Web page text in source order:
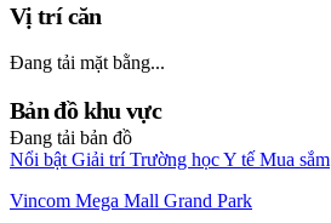
Vị trí căn
Đang tải mặt bằng...
Bản đồ khu vực
Đang tải bản đồ
Nổi bật Giải trí Trường họcY tế Mua sắm
Vincom Mega Mall Grand Park